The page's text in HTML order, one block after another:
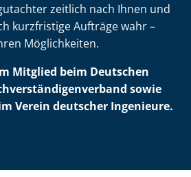
zeitlich nach Ihnen und
kurzfristige Aufträge wahr –
Möglichkeiten.
Mitglied beim Deutschen
sowie
Verein deutscher Ingenieure.